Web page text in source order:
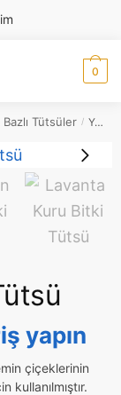
0
Tütsüler / Yasemin Kuru Bitki Tütsü
yapın
çiçeklerinin
kullanılmıştır.